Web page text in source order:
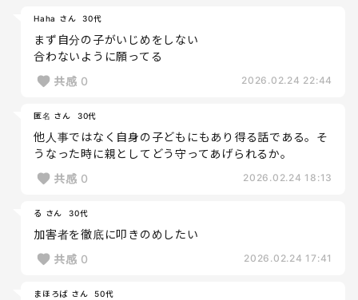
Haha さん 30代
まず自分の子がいじめをしない
合わないように願ってる
共感 0 2026.02.24 22:44
匿名 さん 30代
他人事ではなく自身の子どもにもあり得る話である。そ
うなった時に親としてどう守ってあげられるか。
共感 0 2026.02.24 18:13
る さん 30代
加害者を徹底に叩きのめしたい
共感 0 2026.02.24 17:41
まほろば さん 50代